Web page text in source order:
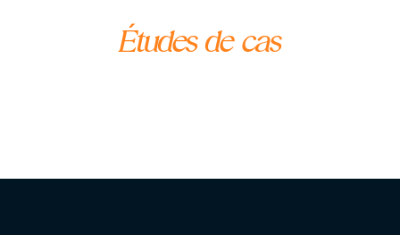
Études de cas